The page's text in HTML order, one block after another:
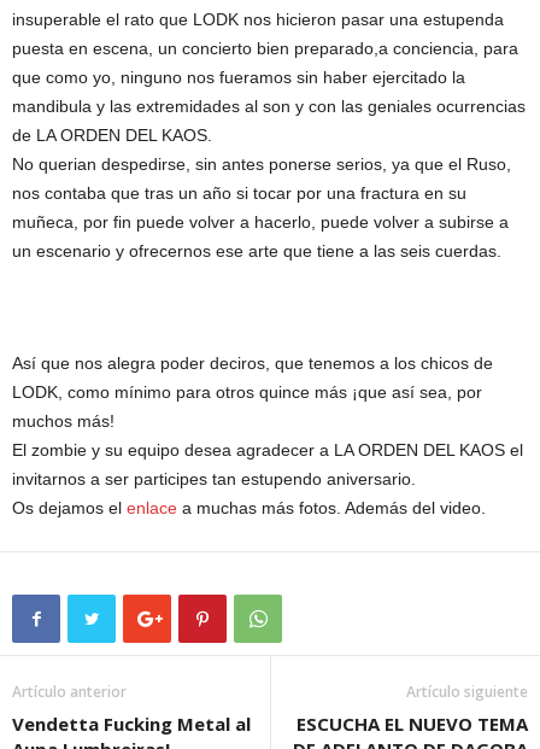
insuperable el rato que LODK nos hicieron pasar una estupenda
puesta en escena, un concierto bien preparado,a conciencia, para
que como yo, ninguno nos fueramos sin haber ejercitado la
mandibula y las extremidades al son y con las geniales ocurrencias
de LA ORDEN DEL KAOS.
No querian despedirse, sin antes ponerse serios, ya que el Ruso,
nos contaba que tras un año si tocar por una fractura en su
muñeca, por fin puede volver a hacerlo, puede volver a subirse a
un escenario y ofrecernos ese arte que tiene a las seis cuerdas.
Así que nos alegra poder deciros, que tenemos a los chicos de
LODK, como mínimo para otros quince más ¡que así sea, por
muchos más!
El zombie y su equipo desea agradecer a LA ORDEN DEL KAOS el
invitarnos a ser participes tan estupendo aniversario.
Os dejamos el enlace a muchas más fotos. Además del video.
Artículo anterior
Vendetta Fucking Metal al
Artículo siguiente
ESCUCHA EL NUEVO TEMA